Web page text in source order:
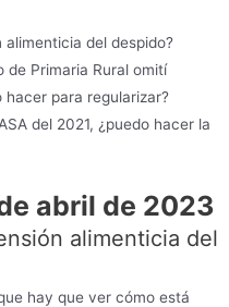
del despido?
de Primaria Rural omití
hacer para regularizar?
del 2021, ¿puedo hacer la
abril de 2023
alimenticia del
hay que ver cómo está